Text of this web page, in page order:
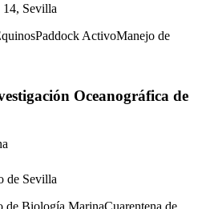
14, Sevilla
Paddock ActivoManejo de
Oceanográfica de
de Sevilla